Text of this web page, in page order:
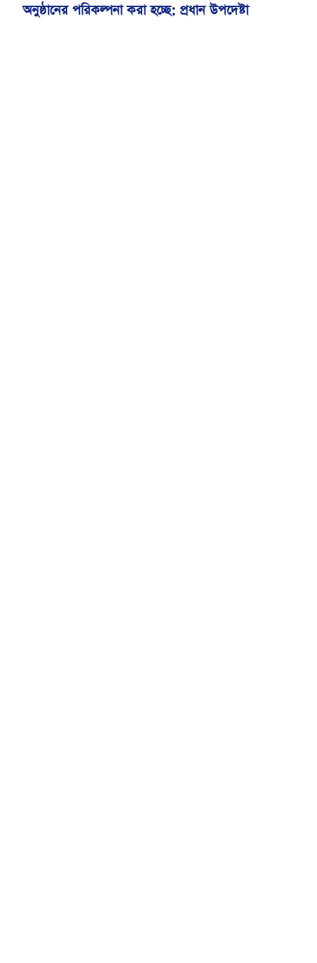
অনুষ্ঠানের পরিকল্পনা করা হচ্ছে: প্রধান উপদেষ্টা